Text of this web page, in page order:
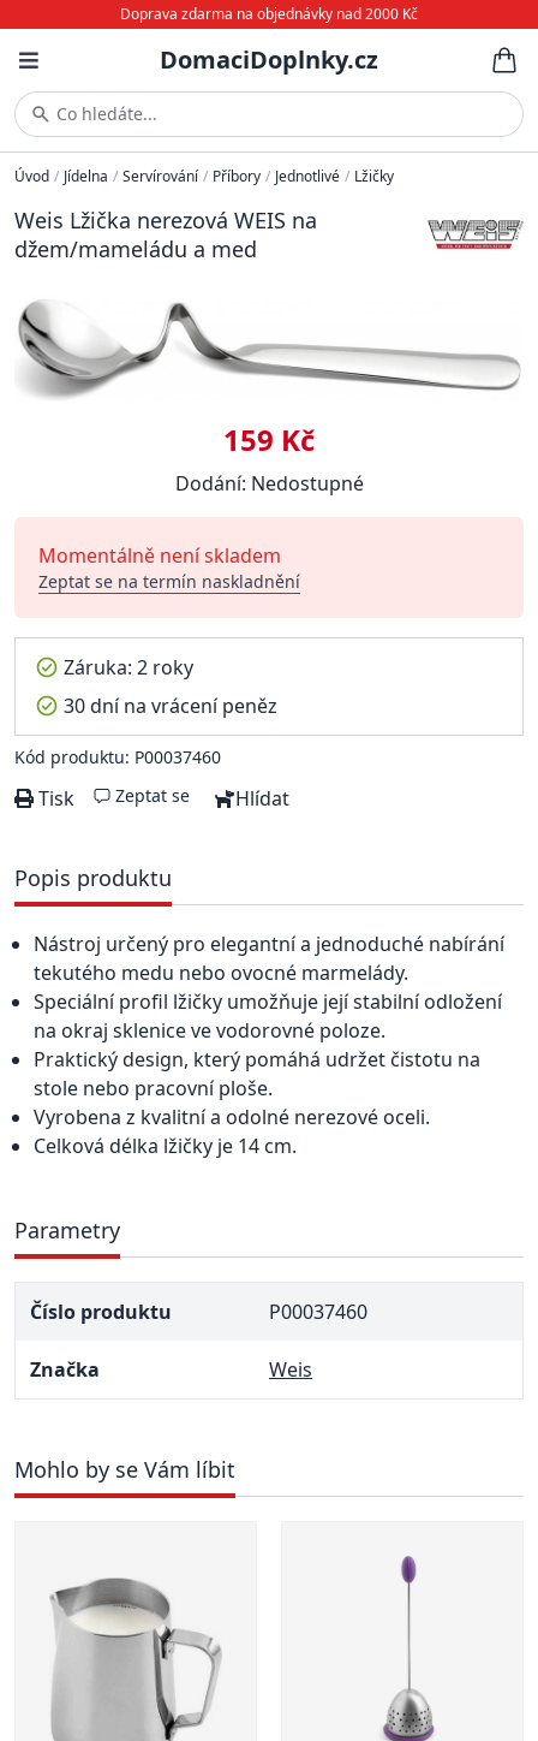
Doprava zdarma na objednávky nad 2000 Kč
DomaciDoplnky.cz
Co hledáte...
Úvod / Jídelna / Servírování / Příbory / Jednotlivé / Lžičky
Weis Lžička nerezová WEIS na
džem/mameládu a med
159 Kč
Dodání: Nedostupné
Momentálně není skladem
Zeptat se na termín naskladnění
Záruka: 2 roky
30 dní na vrácení peněz
Kód produktu: P00037460
Tisk Zeptat se Hlídat
Popis produktu
Nástroj určený pro elegantní a jednoduché nabírání
tekutého medu nebo ovocné marmelády.
Speciální profil lžičky umožňuje její stabilní odložení
na okraj sklenice ve vodorovné poloze.
Praktický design, který pomáhá udržet čistotu na
stole nebo pracovní ploše.
Vyrobena z kvalitní a odolné nerezové oceli.
Celková délka lžičky je 14 cm.
Parametry
Číslo produktu P00037460
Značka Weis
Mohlo by se Vám líbit